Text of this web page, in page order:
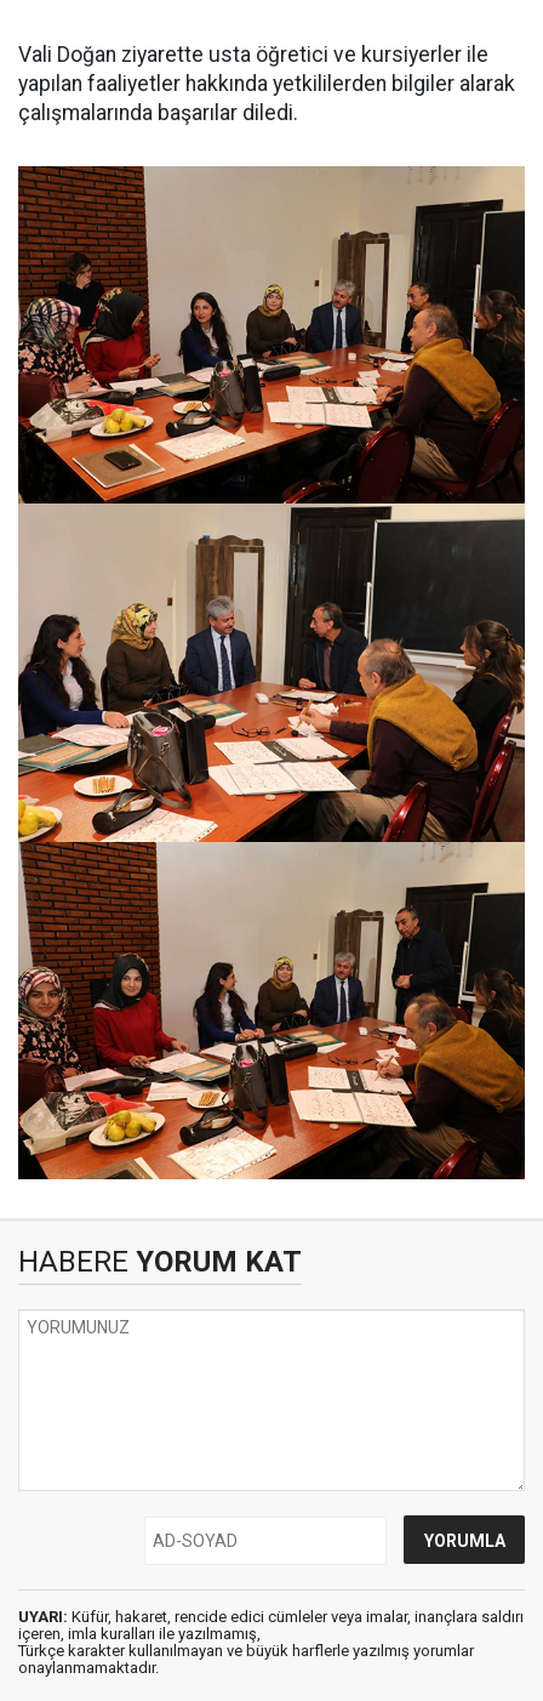
Vali Doğan ziyarette usta öğretici ve kursiyerler ile
yapılan faaliyetler hakkında yetkililerden bilgiler alarak
çalışmalarında başarılar diledi.
HABERE YORUM KAT
UYARI: Küfür, hakaret, rencide edici cümleler veya imalar, inançlara saldırı
içeren, imla kuralları ile yazılmamış,
Türkçe karakter kullanılmayan ve büyük harflerle yazılmış yorumlar
onaylanmamaktadır.